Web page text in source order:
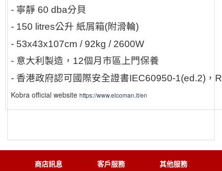
- 寧靜 60 dba分貝
- 150 litres公升 紙屑箱(附滑輪)
- 53x43x107cm / 92kg / 2600W
- 意大利製造， 12個月市區上門保養
- 香港政府認可國際安全證書IEC60950-1(ed.2) ，
Kobra official website https://www.elcoman.it/en
商店訊息 客戶服務 其他服務